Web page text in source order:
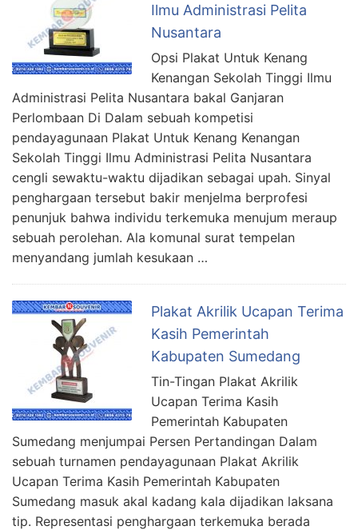
Ilmu Administrasi Pelita
Nusantara
Opsi Plakat Untuk Kenang
Kenangan Sekolah Tinggi Ilmu
Administrasi Pelita Nusantara bakal Ganjaran
Perlombaan Di Dalam sebuah kompetisi
pendayagunaan Plakat Untuk Kenang Kenangan
Sekolah Tinggi Ilmu Administrasi Pelita Nusantara
cengli sewaktu-waktu dijadikan sebagai upah. Sinyal
penghargaan tersebut bakir menjelma berprofesi
penunjuk bahwa individu terkemuka menujum meraup
sebuah perolehan. Ala komunal surat tempelan
menyandang jumlah kesukaan …
Plakat Akrilik Ucapan Terima
Kasih Pemerintah
Kabupaten Sumedang
Tin-Tingan Plakat Akrilik
Ucapan Terima Kasih
Pemerintah Kabupaten
Sumedang menjumpai Persen Pertandingan Dalam
sebuah turnamen pendayagunaan Plakat Akrilik
Ucapan Terima Kasih Pemerintah Kabupaten
Sumedang masuk akal kadang kala dijadikan laksana
tip. Representasi penghargaan terkemuka berada